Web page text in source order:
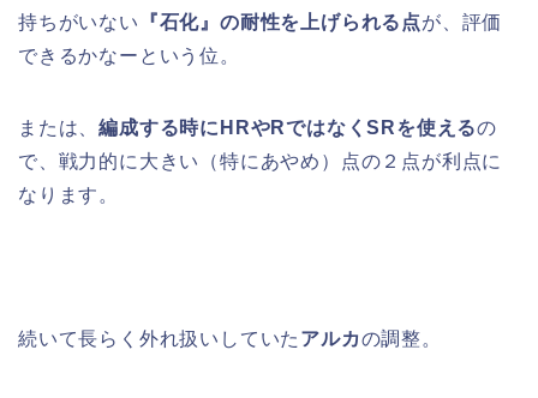
持ちがいない 『石化』の耐性を上げられる点が、評価
できるかなーという位。
または、編成する時にHRやRではなくSRを使えるの
で、戦力的に大きい（特にあやめ）点の２点が利点に
なります。
続いて長らく外れ扱いしていた アルカの調整。